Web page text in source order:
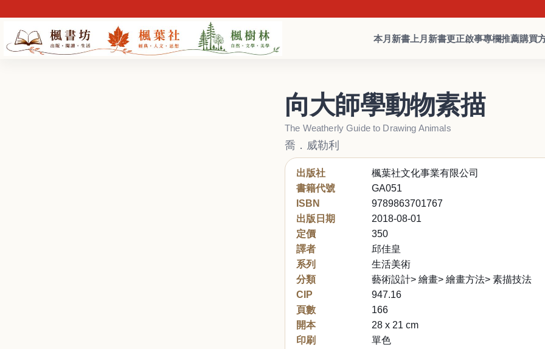
本月新書 上月新書更正啟事專欄推薦購買
向大師學動物素描
The Weatherly Guide to Drawing Animals
喬．威勒利
出版社
楓葉社文化事業有限公司
書籍代號
GA051
ISBN
9789863701767
出版日期
2018-08-01
定價
350
譯者
邱佳皇
系列
生活美術
分類
藝術設計> 繪畫> 繪畫方法> 素描技法
CIP
947.16
頁數
166
開本
28 x 21 cm
印刷
單色